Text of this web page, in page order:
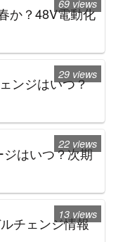
か？48V電動化
69 views
ンジはいつ？
29 views
はいつ？次期
22 views
チェンジ情報
13 views